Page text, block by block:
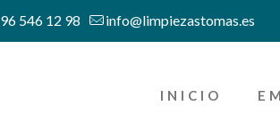
96 546 12 98 info@limpiezastomas.es
INICIO